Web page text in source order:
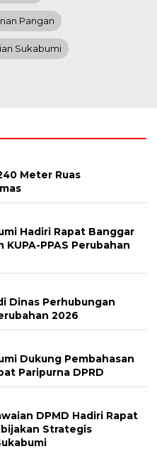
Pangan
Sukabumi
Meter Ruas
Hadiri Rapat Banggar
KUPA-PPAS Perubahan
Dinas Perhubungan
2026
Dukung Pembahasan
Paripurna DPRD
DPMD Hadiri Rapat
Strategis